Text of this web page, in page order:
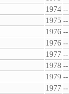
1974 --
1975 --
1976 --
1976 --
1977 --
1978 --
1979 --
1977 --